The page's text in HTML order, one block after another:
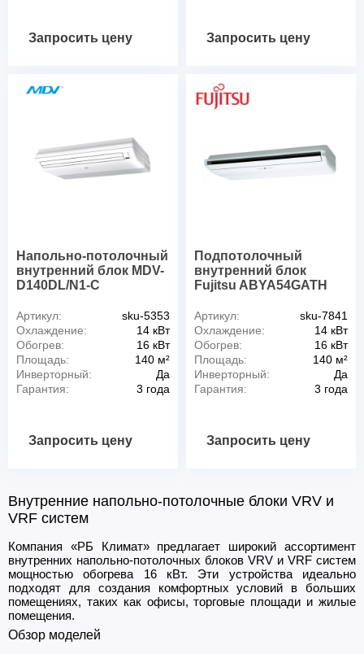
Запросить цену Запросить цену
Напольно-потолочный
внутренний блок MDV-
D140DL/N1-C
Артикул:
sku-5353
Охлаждение:
14 кВт
Обогрев:
16 кВт
Площадь:
140 м²
Инверторный:
Да
Гарантия:
3 года
Запросить цену
Подпотолочный
внутренний блок
Fujitsu ABYA54GATH
Артикул:
sku-7841
Охлаждение:
14 кВт
Обогрев:
16 кВт
Площадь:
140 м²
Инверторный:
Да
Гарантия:
3 года
Запросить цену
Внутренние напольно-потолочные блоки VRV и
VRF систем
Компания «РБ Климат» предлагает широкий ассортимент
внутренних напольно-потолочных блоков VRV и VRF систем
мощностью обогрева 16 кВт. Эти устройства идеально
подходят для создания комфортных условий в больших
помещениях, таких как офисы, торговые площади и жилые
помещения.
Обзор моделей